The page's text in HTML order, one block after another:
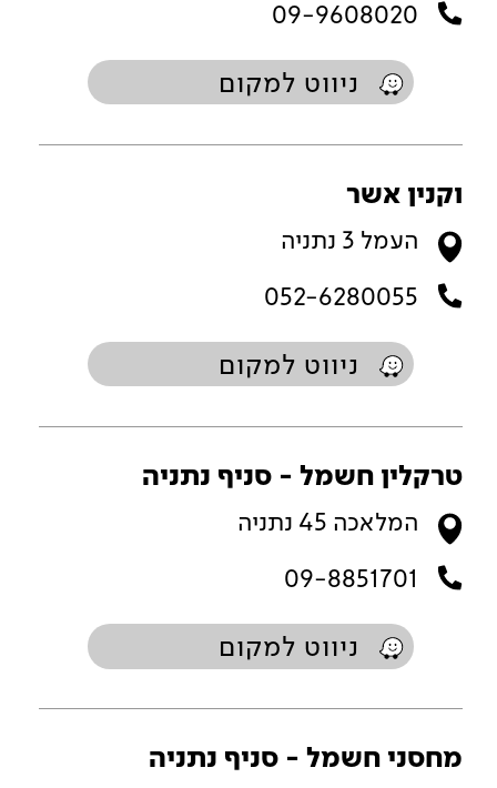
09-9608020
ניווט למקום
וקנין אשר
העמל 3 נתניה
052-6280055
ניווט למקום
טרקלין חשמל - סניף נתניה
המלאכה 45 נתניה
09-8851701
ניווט למקום
מחסני חשמל - סניף נתניה